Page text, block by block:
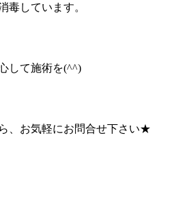
毒しています。
して施術を(^^)
、お気軽にお問合せ下さい★